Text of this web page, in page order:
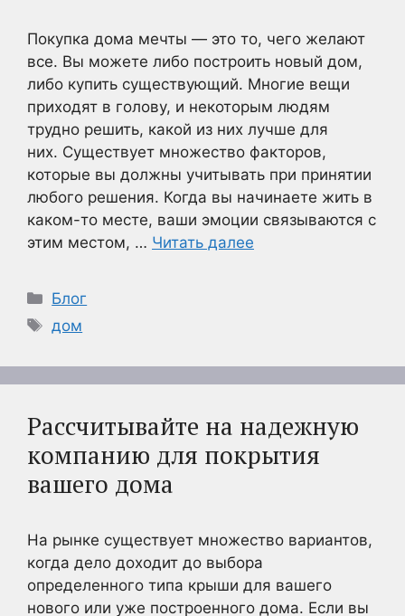
Покупка дома мечты — это то, чего желают
все. Вы можете либо построить новый дом,
либо купить существующий. Многие вещи
приходят в голову, и некоторым людям
трудно решить, какой из них лучше для
них. Существует множество факторов,
которые вы должны учитывать при принятии
любого решения. Когда вы начинаете жить в
каком-то месте, ваши эмоции связываются с
этим местом, … Читать далее
Рубрики
Блог
Метки
дом
Рассчитывайте на надежную
компанию для покрытия
вашего дома
На рынке существует множество вариантов,
когда дело доходит до выбора
определенного типа крыши для вашего
нового или уже построенного дома. Если вы